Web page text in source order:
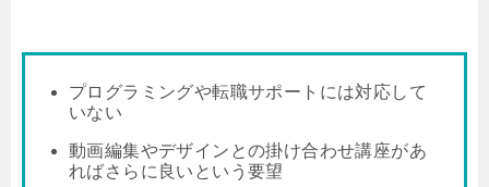
プログラミングや転職サポートには対応して
いない
動画編集やデザインとの掛け合わせ講座があ
ればさらに良いという要望